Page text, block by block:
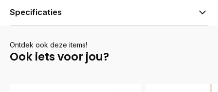
Specificaties
Ontdek ook deze items!
Ook iets voor jou?